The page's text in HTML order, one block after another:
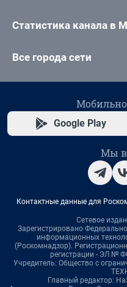
Статистика канала в
Все города сети
Google Play
Мы в
Контактные данные для
Сетевое
Зарегистрировано
информационных
(Роскомнадзор).
регистрации - ЭЛ №
Учредитель: Общество с
Главный редактор: